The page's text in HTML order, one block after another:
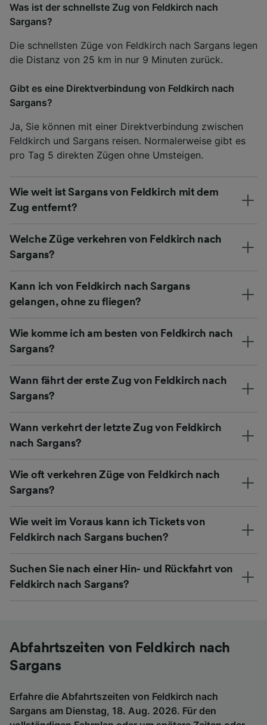
Was ist der schnellste Zug von Feldkirch nach
Sargans?
Die schnellsten Züge von Feldkirch nach Sargans legen
die Distanz von 25 km in nur 9 Minuten zurück.
Gibt es eine Direktverbindung von Feldkirch nach
Sargans?
Ja, Sie können mit einer Direktverbindung zwischen
Feldkirch und Sargans reisen. Normalerweise gibt es
pro Tag 5 direkten Zügen ohne Umsteigen.
Wie weit ist Sargans von Feldkirch mit dem
Zug entfernt?
Welche Züge verkehren von Feldkirch nach
Sargans?
Kann ich von Feldkirch nach Sargans
gelangen, ohne zu fliegen?
Wie komme ich am besten von Feldkirch nach
Sargans?
Wann fährt der erste Zug von Feldkirch nach
Sargans?
Wann verkehrt der letzte Zug von Feldkirch
nach Sargans?
Wie oft verkehren Züge von Feldkirch nach
Sargans?
Wie weit im Voraus kann ich Tickets von
Feldkirch nach Sargans buchen?
Suchen Sie nach einer Hin- und Rückfahrt von
Feldkirch nach Sargans?
Abfahrtszeiten von Feldkirch nach
Sargans
Erfahre die Abfahrtszeiten von Feldkirch nach
Sargans am Dienstag, 18. Aug. 2026. Für den